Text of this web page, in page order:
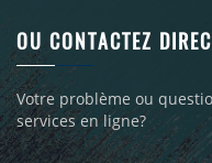
OU CONTACTEZ
Votre problème ou
services en ligne?